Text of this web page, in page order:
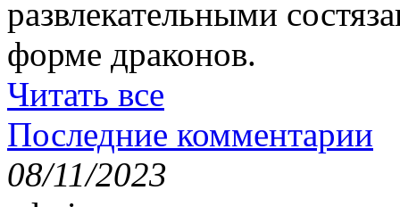
развлекательными
форме драконов.
Читать все
Последние комментарии
08/11/2023